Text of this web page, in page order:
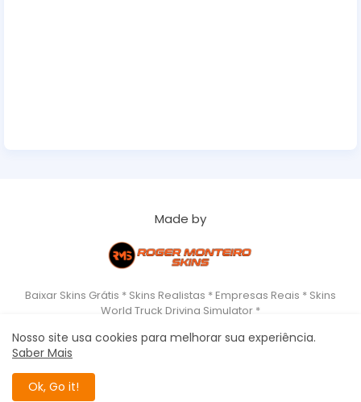
Made by
Baixar Skins Grátis * Skins Realistas * Empresas Reais * Skins
World Truck Driving Simulator *
Home
Roger Monteiro Skins - World Truck Driving Simulator All Right
Nosso site usa cookies para melhorar sua experiência.
Saber Mais
Ok, Go it!